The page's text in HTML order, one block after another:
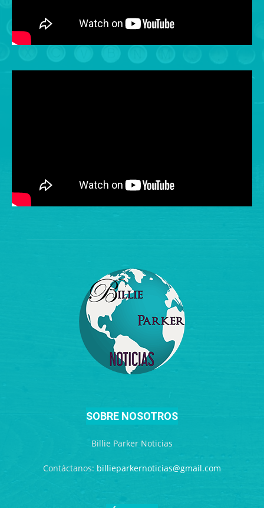
SOBRE NOSOTROS
Billie Parker Noticias
Contáctanos: billieparkernoticias@gmail.com